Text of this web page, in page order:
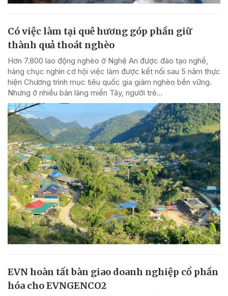
Có việc làm tại quê hương góp phần giữ
thành quả thoát nghèo
Hơn 7.800 lao động nghèo ở Nghệ An được đào tạo nghề,
hàng chục nghìn cơ hội việc làm được kết nối sau 5 năm thực
hiện Chương trình mục tiêu quốc gia giảm nghèo bền vững.
Nhưng ở nhiều bản làng miền Tây, người trẻ...
EVN hoàn tất bàn giao doanh nghiệp cổ phần
hóa cho EVNGENCO2